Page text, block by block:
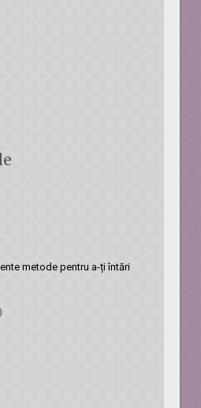
metode pentru a-ți întări